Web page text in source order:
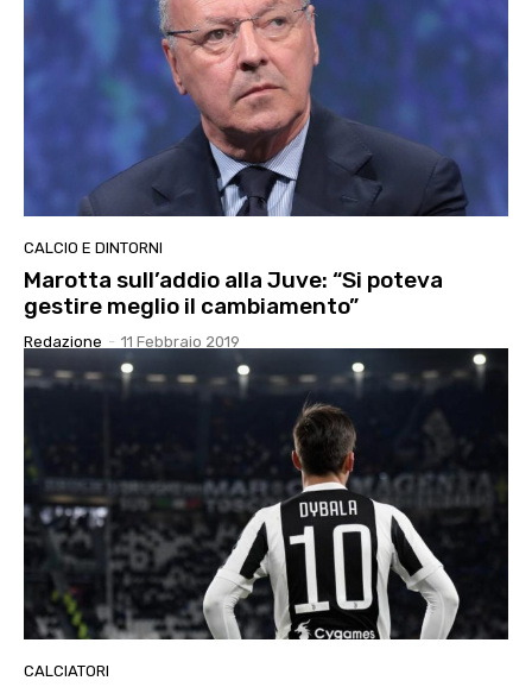
CALCIO E DINTORNI
Marotta sull’addio alla Juve: “Si poteva
gestire meglio il cambiamento”
Redazione - 11 Febbraio 2019
CALCIATORI